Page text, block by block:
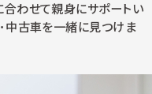
合わせて親身にサポートい
･中古車を一緒に見つけま